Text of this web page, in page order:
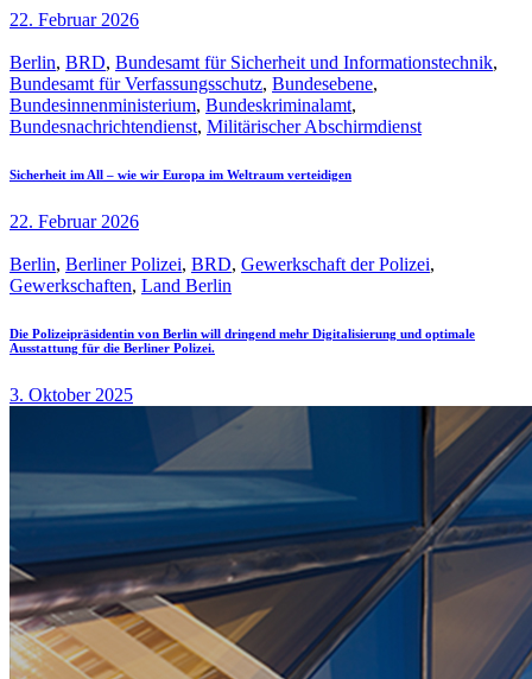
22. Februar 2026
Berlin, BRD, Bundesamt für Sicherheit und Informationstechnik,
Bundesamt für Verfassungsschutz, Bundesebene,
Bundesinnenministerium, Bundeskriminalamt,
Bundesnachrichtendienst, Militärischer Abschirmdienst
Sicherheit im All – wie wir Europa im Weltraum verteidigen
22. Februar 2026
Berlin, Berliner Polizei, BRD, Gewerkschaft der Polizei,
Gewerkschaften, Land Berlin
Die Polizeipräsidentin von Berlin will dringend mehr Digitalisierung und optimale
Ausstattung für die Berliner Polizei.
3. Oktober 2025